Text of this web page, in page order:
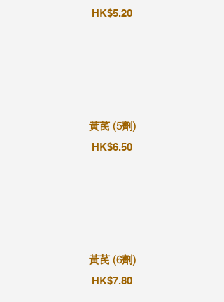
HK$5.20
黃芪 (5劑)
HK$6.50
黃芪 (6劑)
HK$7.80